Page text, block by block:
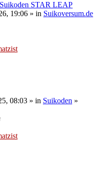
STAR LEAP
19:06 » in Suikoversum.de
08:03 » in Suikoden »